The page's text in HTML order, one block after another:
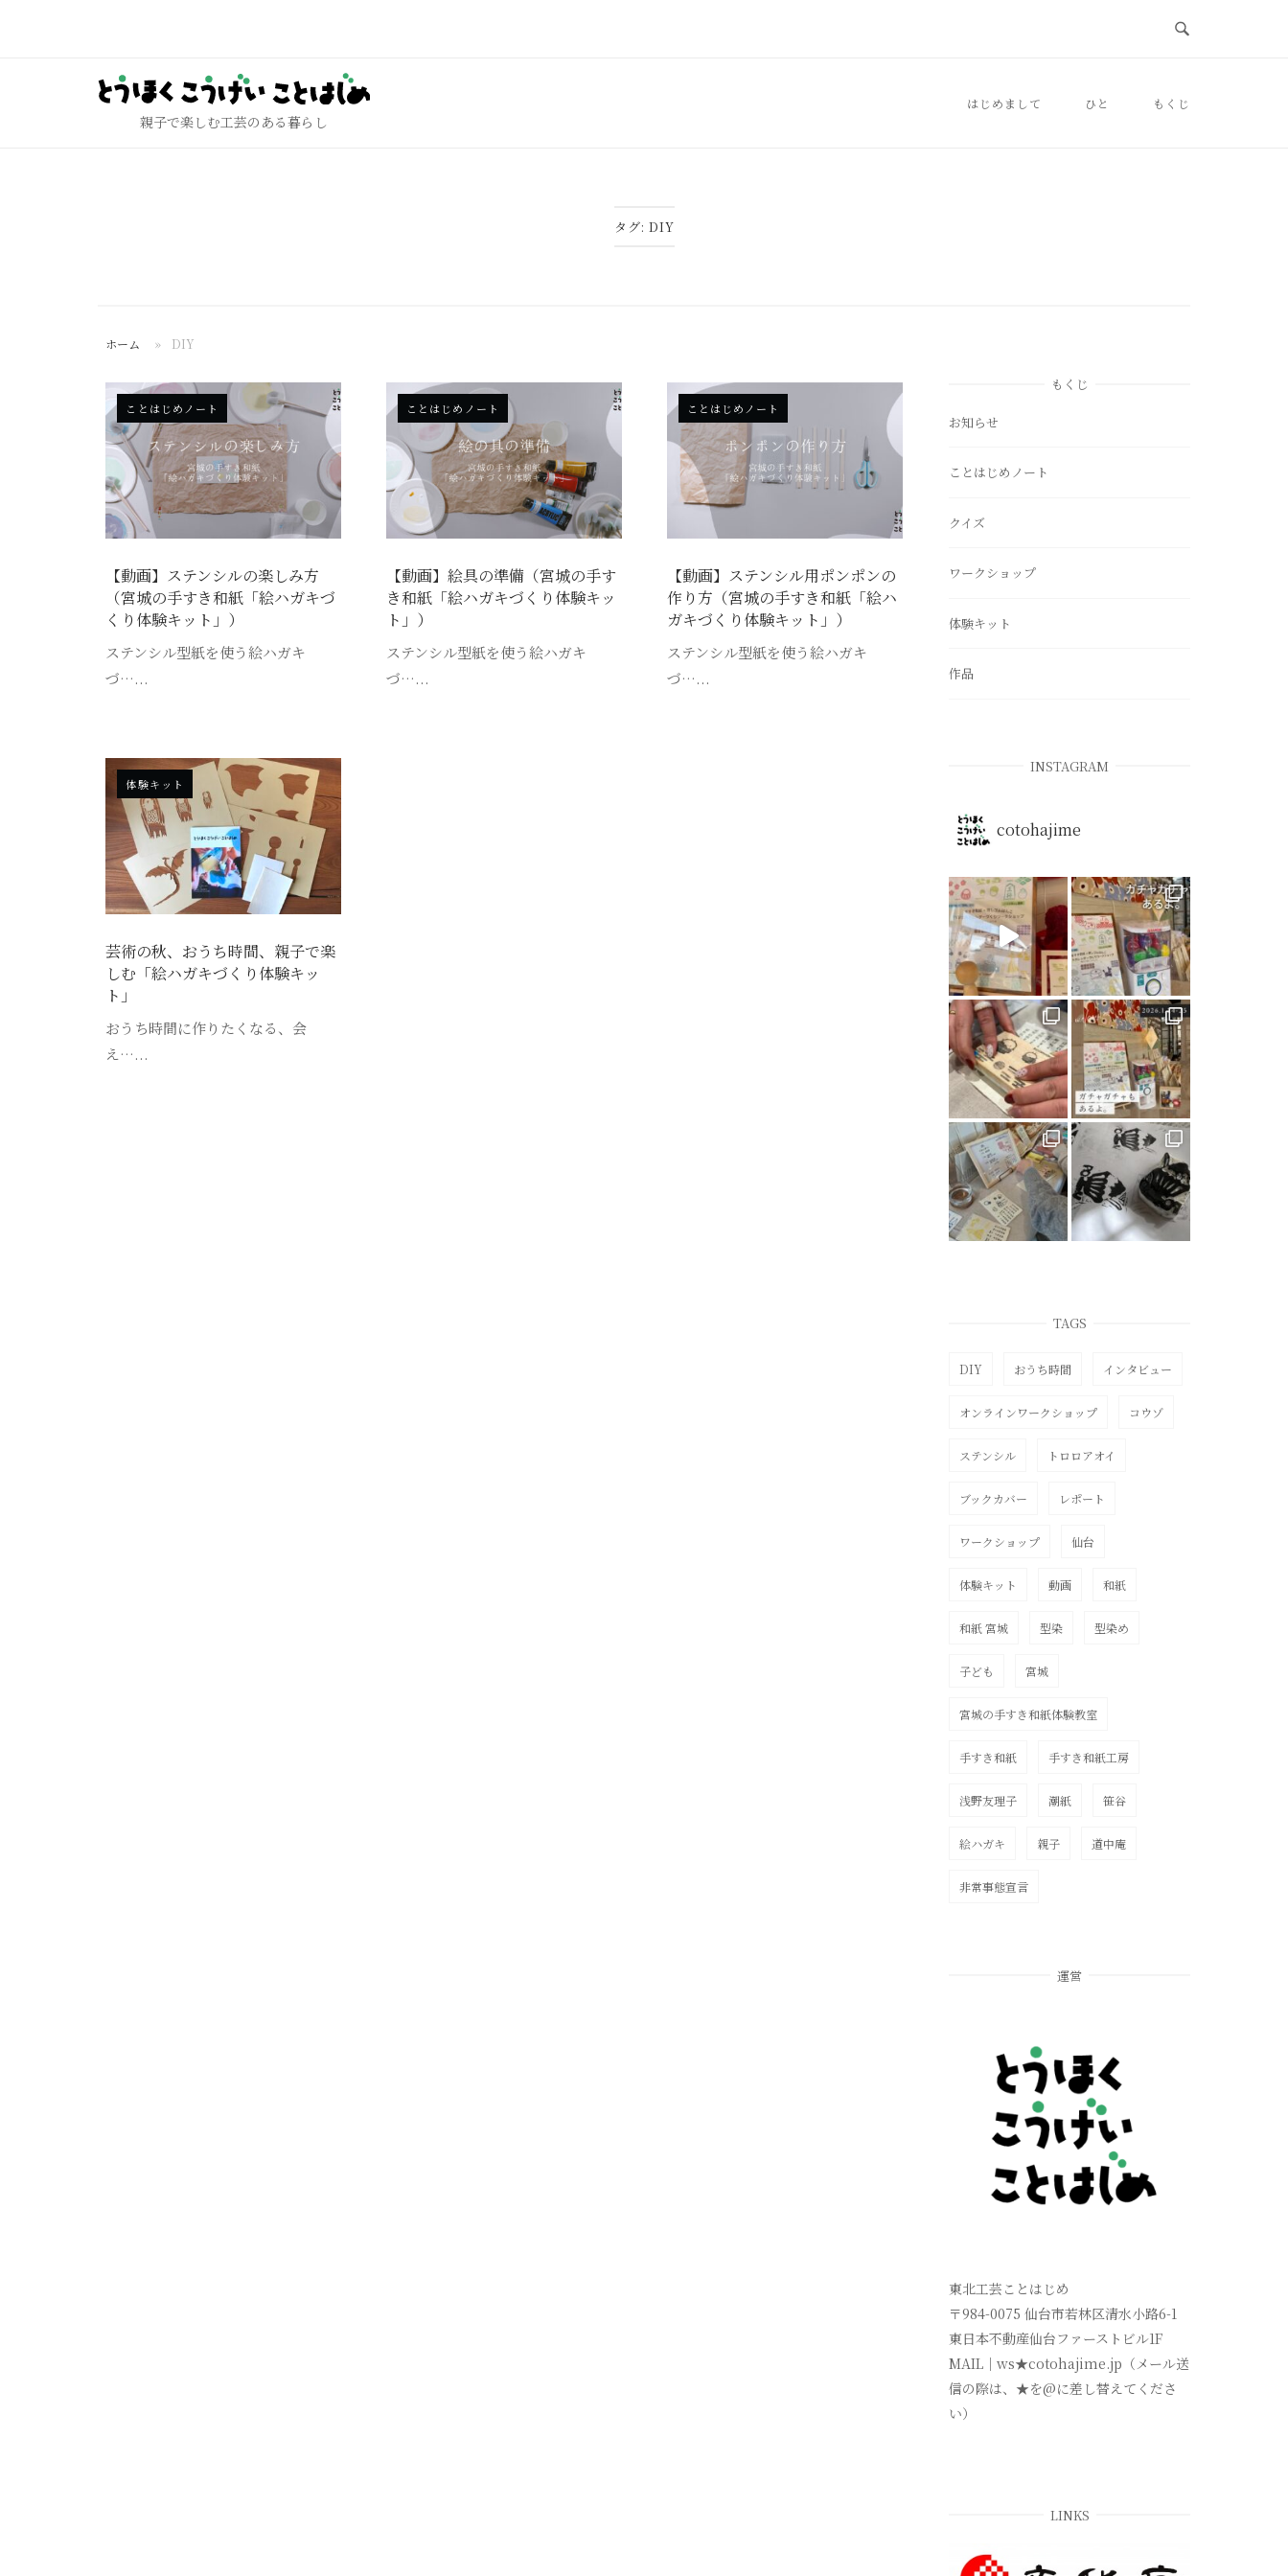
ホ
親子で楽しむ工芸のある暮らし
はじめまして ひと もくじ
タグ: DIY
ホーム » DIY
ことはじめノート
【動画】ステンシルの楽しみ方
（宮城の手すき和紙「絵ハガキづ
くり体験キット」）
ステンシル型紙を使う絵ハガキ
づ…...
ことはじめノート
【動画】絵具の準備（宮城の手す
き和紙「絵ハガキづくり体験キッ
ト」）
ステンシル型紙を使う絵ハガキ
づ…...
ことはじめノート
【動画】ステンシル用ポンポンの
作り方（宮城の手すき和紙「絵ハ
ガキづくり体験キット」）
ステンシル型紙を使う絵ハガキ
づ…...
体験キット
芸術の秋、おうち時間、親子で楽
しむ「絵ハガキづくり体験キッ
ト」
おうち時間に作りたくなる、会
え…...
もくじ
お知らせ
ことはじめノート
クイズ
ワークショップ
体験キット
作品
INSTAGRAM
cotohajime
TAGS
DIY おうち時間 インタビュー
オンラインワークショップ コウゾ
ステンシル トロロアオイ
ブックカバー レポート
ワークショップ 仙台
体験キット 動画 和紙
和紙 宮城 型染 型染め
子ども 宮城
宮城の手すき和紙体験教室
手すき和紙 手すき和紙工房
浅野友理子 潮紙 笹谷
絵ハガキ 親子 道中庵
非常事態宣言
運営
東北工芸ことはじめ
〒984-0075 仙台市若林区清水小路6-1
東日本不動産仙台ファーストビル1F
MAIL｜ws★cotohajime.jp（メール送
信の際は、★を@に差し替えてくださ
い）
LINKS